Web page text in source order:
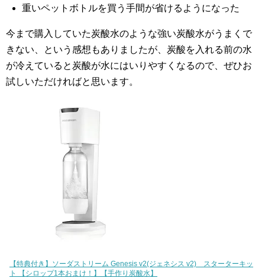
重いペットボトルを買う手間が省けるようになった
今まで購入していた炭酸水のような強い炭酸水がうまくで
きない、という感想もありましたが、炭酸を入れる前の水
が冷えていると炭酸が水にはいりやすくなるので、ぜひお
試しいただければと思います。
【特典付き】ソーダストリーム Genesis v2(ジェネシス v2) スターターキッ
ト 【シロップ1本おまけ！】【手作り炭酸水】